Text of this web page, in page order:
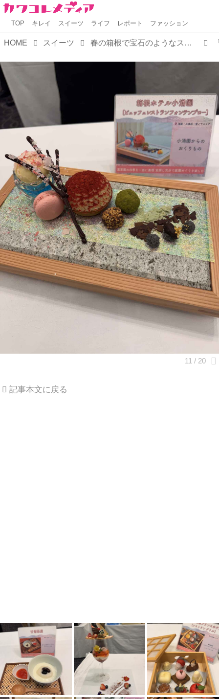
TOP キレイ スイーツ ライフ レポート ファッション
HOME スイーツ 春の箱根で宝石のようなスイーツを探す旅へ♡ロマンスカーや宿泊とのセット割が過去最大のお得に！
記事本文に戻る